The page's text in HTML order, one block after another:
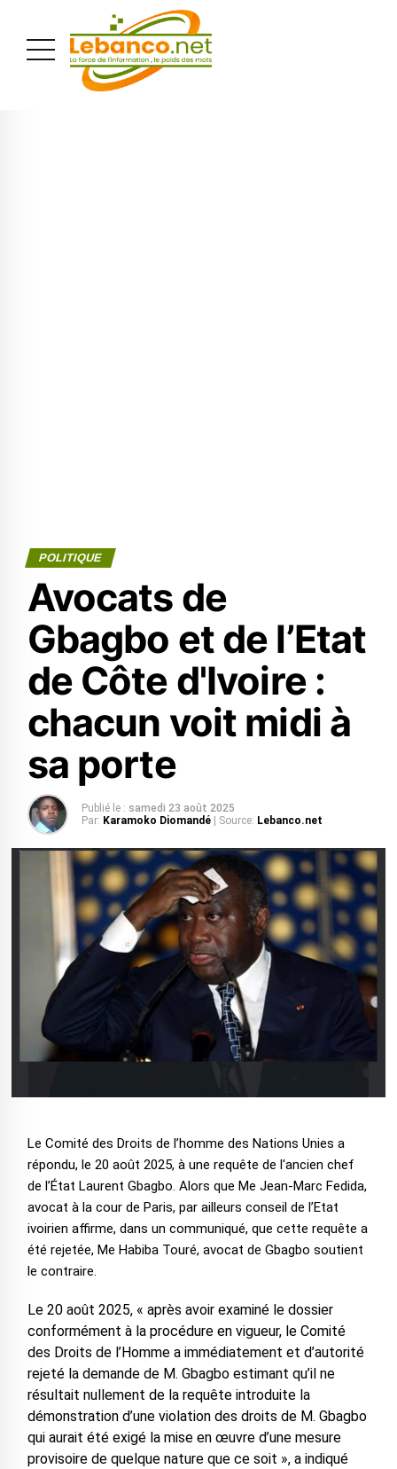
POLITIQUE
Avocats de
Gbagbo et de l’Etat
de Côte d'Ivoire :
chacun voit midi à
sa porte
Publié le : samedi 23 août 2025
Par: Karamoko Diomandé | Source: Lebanco.net
Le Comité des Droits de l’homme des Nations Unies a
répondu, le 20 août 2025, à une requête de l'ancien chef
de l’État Laurent Gbagbo. Alors que Me Jean-Marc Fedida,
avocat à la cour de Paris, par ailleurs conseil de l’Etat
ivoirien affirme, dans un communiqué, que cette requête a
été rejetée, Me Habiba Touré, avocat de Gbagbo soutient
le contraire.
Le 20 août 2025, « après avoir examiné le dossier
conformément à la procédure en vigueur, le Comité
des Droits de l’Homme a immédiatement et d’autorité
rejeté la demande de M. Gbagbo estimant qu’il ne
résultait nullement de la requête introduite la
démonstration d’une violation des droits de M. Gbagbo
qui aurait été exigé la mise en œuvre d’une mesure
provisoire de quelque nature que ce soit », a indiqué